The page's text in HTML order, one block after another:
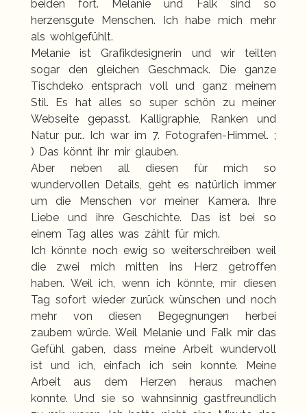
beiden fort. Melanie und Falk sind so
herzensgute Menschen. Ich habe mich mehr
als wohlgefühlt.
Melanie ist Grafikdesignerin und wir teilten
sogar den gleichen Geschmack. Die ganze
Tischdeko entsprach voll und ganz meinem
Stil. Es hat alles so super schön zu meiner
Webseite gepasst. Kalligraphie, Ranken und
Natur pur… Ich war im 7. Fotografen-Himmel. ;
) Das könnt ihr mir glauben.
Aber neben all diesen für mich so
wundervollen Details, geht es natürlich immer
um die Menschen vor meiner Kamera. Ihre
Liebe und ihre Geschichte. Das ist bei so
einem Tag alles was zählt für mich.
Ich könnte noch ewig so weiterschreiben weil
die zwei mich mitten ins Herz getroffen
haben. Weil ich, wenn ich könnte, mir diesen
Tag sofort wieder zurück wünschen und noch
mehr von diesen Begegnungen herbei
zaubern würde. Weil Melanie und Falk mir das
Gefühl gaben, dass meine Arbeit wundervoll
ist und ich, einfach ich sein konnte. Meine
Arbeit aus dem Herzen heraus machen
konnte. Und sie so wahnsinnig gastfreundlich